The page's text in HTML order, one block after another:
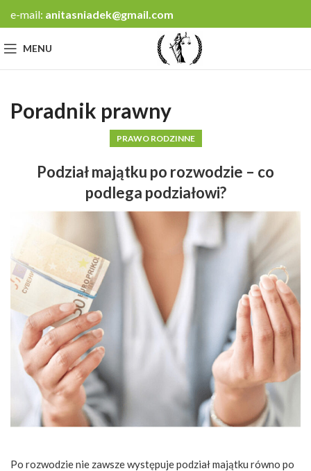
e-mail: anitasniadek@gmail.com
MENU
Poradnik prawny
PRAWO RODZINNE
Podział majątku po rozwodzie – co
podlega podziałowi?
Po rozwodzie nie zawsze występuje podział majątku równo po